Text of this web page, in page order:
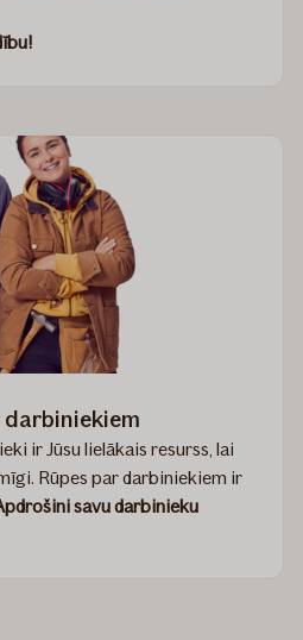
ir Jūsu lielākais resurss, lai
Rūpes par darbiniekiem ir
savu darbinieku